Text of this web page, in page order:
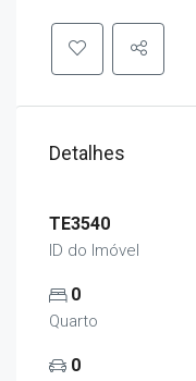
Detalhes
TE3540
ID do Imóvel
0
Quarto
0